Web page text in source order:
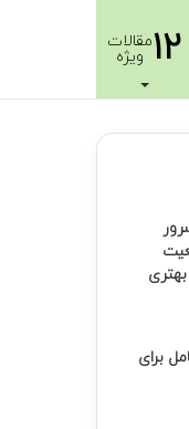
12مقالات
ویژهجستجو
برای